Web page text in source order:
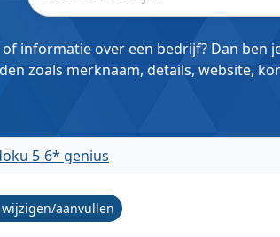
informatie over een bedrijf? Dan
zoals merknaam, details, website,
5-6* genius
aanvullen